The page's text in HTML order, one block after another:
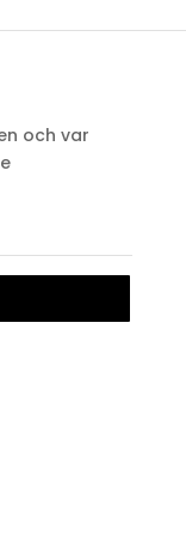
och var